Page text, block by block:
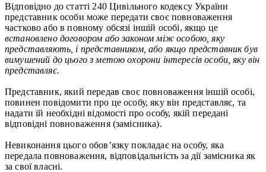
Відповідно до статті 240 Цивільного кодексу України
представник особи може передати своє повноваження
частково або в повному обсязі іншій особі, якщо це
встановлено договором або законом між особою, яку
представляють, і представником, або якщо представник був
вимушений до цього з метою охорони інтересів особи, яку він
представляє.
Представник, який передав своє повноваження іншій особі,
повинен повідомити про це особу, яку він представляє, та
надати їй необхідні відомості про особу, якій передані
відповідні повноваження (замісника).
Невиконання цього обов’язку покладає на особу, яка
передала повноваження, відповідальність за дії замісника як
за свої власні.